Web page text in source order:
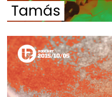
Tamás